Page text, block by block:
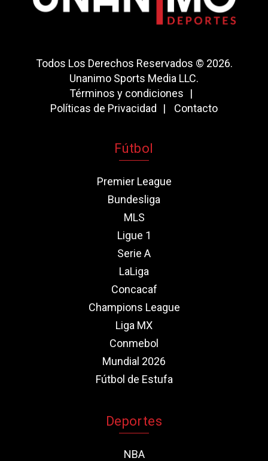
Todos Los Derechos Reservados © 2026.
Unanimo Sports Media LLC.
Términos y condiciones
Políticas de Privacidad
Contacto
Fútbol
Premier League
Bundesliga
MLS
Ligue 1
Serie A
LaLiga
Concacaf
Champions League
Liga MX
Conmebol
Mundial 2026
Fútbol de Estufa
Deportes
NBA